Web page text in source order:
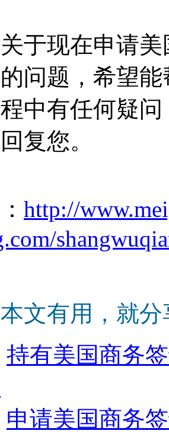
于现在申请
问题，希望
中有任何疑问
复您。
http://
文有用，就
持有美国商务
申请美国商务